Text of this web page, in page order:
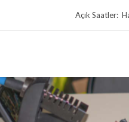
Açık Saatler: